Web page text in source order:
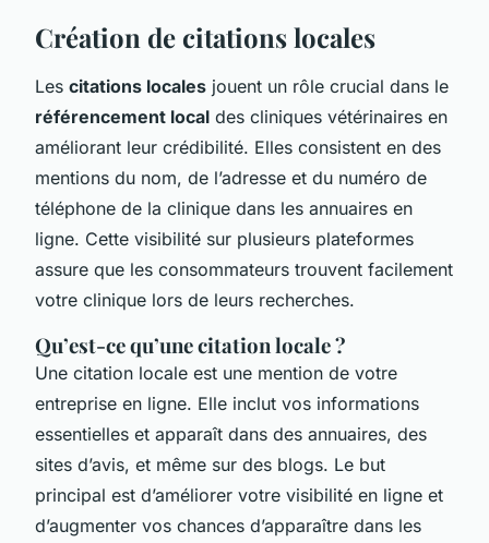
Création de citations locales
Les citations locales jouent un rôle crucial dans le
référencement local des cliniques vétérinaires en
améliorant leur crédibilité. Elles consistent en des
mentions du nom, de l’adresse et du numéro de
téléphone de la clinique dans les annuaires en
ligne. Cette visibilité sur plusieurs plateformes
assure que les consommateurs trouvent facilement
votre clinique lors de leurs recherches.
Qu’est-ce qu’une citation locale ?
Une citation locale est une mention de votre
entreprise en ligne. Elle inclut vos informations
essentielles et apparaît dans des annuaires, des
sites d’avis, et même sur des blogs. Le but
principal est d’améliorer votre visibilité en ligne et
d’augmenter vos chances d’apparaître dans les